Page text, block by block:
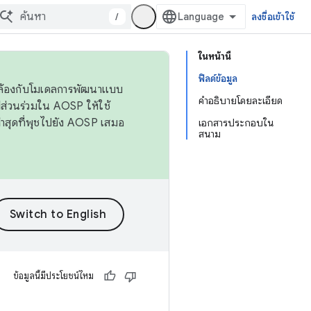
/ ลงชื่อเข้าใช้
ในหน้านี้
ฟิลด์ข้อมูล
คำอธิบายโดยละเอียด
เอกสารประกอบใน
สนาม
องกับโมเดลการพัฒนาแบบ
วนร่วมใน AOSP ให้ใช้
สุดที่พุชไปยัง AOSP เสมอ
ข้อมูลนี้มีประโยชน์ไหม